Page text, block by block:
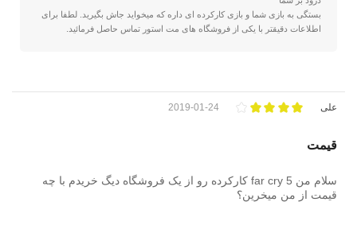
بستگی به بازی شما و بازی کارکرده ای داره که میخواید جاش بگیرید. لطفا برای
اطلاعات دقیقتر با یکی از فروشگاه های مت استور تماس حاصل فرمائید.
علی 2019-01-24
قیمت
سلام من far cry 5 کارکرده رو از یک فروشگاه دیگ خریدم با چه
قیمت از من میخرین؟